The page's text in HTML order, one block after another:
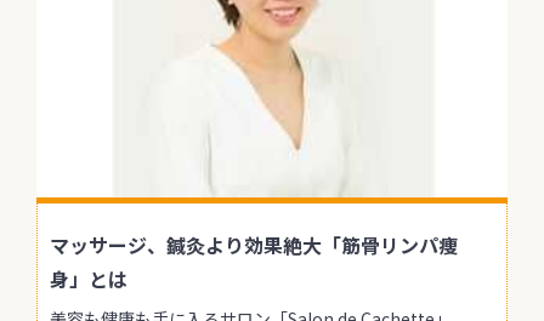
マッサージ、鍼灸より効果絶大「筋骨リンパ痩
身」とは